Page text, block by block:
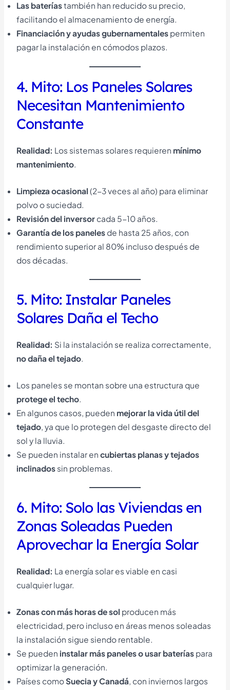
Las bateríastambién han reducido su precio,
facilitando el almacenamiento de energía.
Financiación y ayudas gubernamentales permiten
pagar la instalación en cómodos plazos.
4. Mito: Los Paneles Solares
Necesitan Mantenimiento
Constante
Realidad: Los sistemas solares requieren mínimo
mantenimiento
Limpieza ocasional (2-3 veces al año) para eliminar
polvo o suciedad.
Revisión del inversor cada 5-10 años.
Garantía de los paneles de hasta 25 años, con
rendimiento superior al 80% incluso después de
dos décadas.
5. Mito: Instalar Paneles
Solares Daña el Techo
Realidad: Si la instalación se realiza correctamente,
no daña el tejado
Los paneles se montan sobre una estructura que
protege el techo
En algunos casos, pueden mejorar la vida útil del
tejado , ya que lo protegen del desgaste directo del
sol y la lluvia.
Se pueden instalar encubiertas planas y tejados
inclinados sin problemas.
6. Mito: Solo las Viviendas en
Zonas Soleadas Pueden
Aprovechar la Energía Solar
Realidad: La energía solar es viable en casi
cualquier lugar.
Zonas con más horas de sol producen más
electricidad, pero incluso en áreas menos soleadas
la instalación sigue siendo rentable.
Se pueden instalar más paneles o usar baterías para
optimizar la generación.
Países comoSuecia y Canadá , con inviernos largos